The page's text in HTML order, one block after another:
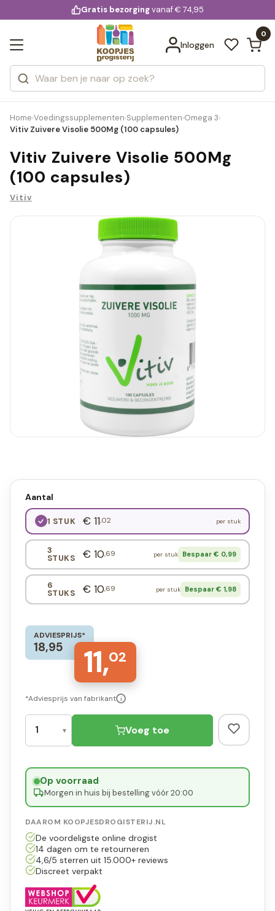
voor 20:00 uur besteld
Gratis bezorgingvanaf € 74,95
Inloggen
0
Zoeken
Categorieën
Merken
Bekijk alle resultaten
Home›Voedingssupplementen›Supplementen›Omega 3›
Vitiv Zuivere Visolie 500Mg (100 capsules)
Vitiv Zuivere Visolie 500Mg
(100 capsules)
Vitiv
Aantal
1 STUK € 11,02 per stuk
3
STUKS € 10,69 per stuk Bespaar € 0,99
6
STUKS € 10,69 per stuk Bespaar € 1,98
ADVIESPRIJS*
18,95 11,02
*Adviesprijs van fabrikant i
Voeg toe
Op voorraad·
Morgen in huis bij bestelling vóór 20:00
DAAROM KOOPJESDROGISTERIJ.NL
De voordeligste online drogist
14 dagen om te retourneren
4,6/5 sterren uit 15.000+ reviews
Discreet verpakt